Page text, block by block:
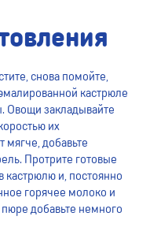
снова помойте,
кастрюле
Овощи закладывайте
их
мягче, добавьте
Протрите готовые
и, постоянно
горячее молоко и
добавьте немного